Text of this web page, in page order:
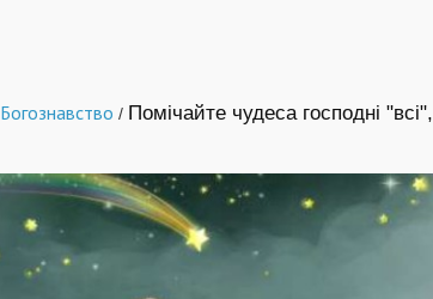
Богознавство / Помічайте чудеса господні